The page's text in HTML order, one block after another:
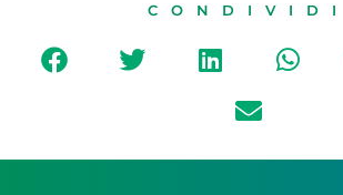
CONDIVIDI